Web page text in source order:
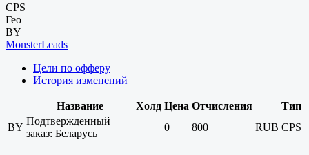
CPS
Гео
BY
MonsterLeads
Цели по офферу
История изменений
Название Холд Цена Отчисления
Тип
BY
Подтвержденный
заказ: Беларусь
0 800 RUB CPS